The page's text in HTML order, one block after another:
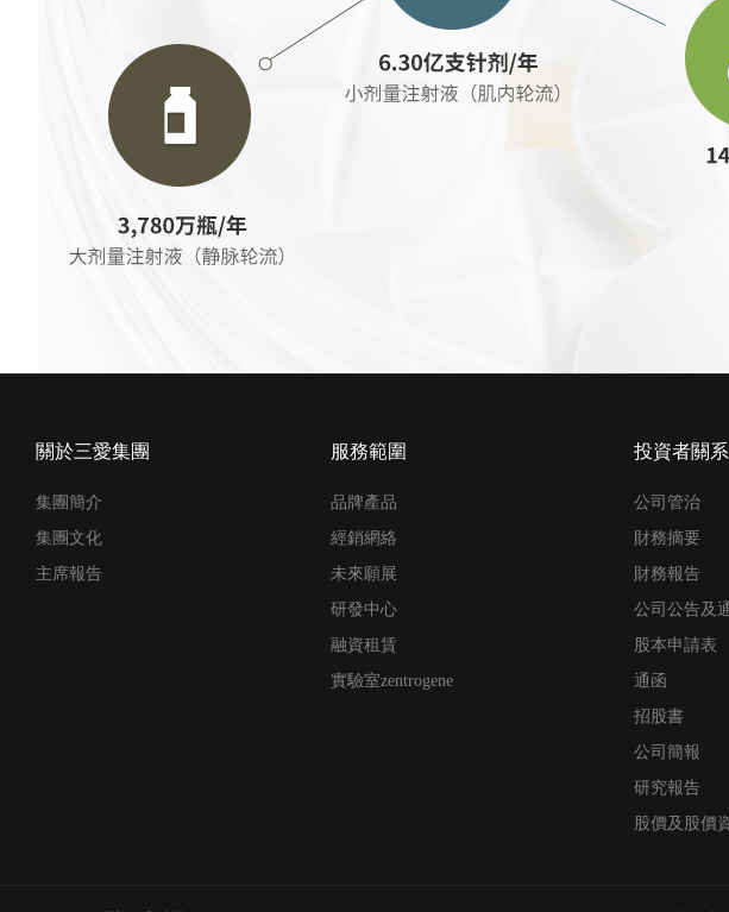
關於三愛集團
集團簡介
集團文化
主席報告
服務範圍
品牌產品
經銷網絡
未來願展
研發中心
融資租賃
實驗室zentrogene
投資者關系
公司管治
財務摘要
財務報告
公司公告及
股本申請表
通函
招股書
公司簡報
研究報告
股價及股價